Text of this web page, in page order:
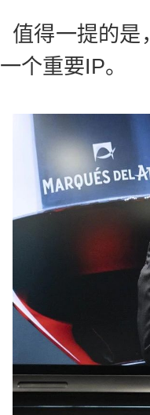
值得一提的是
一个重要IP。